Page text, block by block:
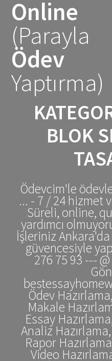
Online
(Parayla
Ödev
Yaptırma)
BLOK
Ödevcim'le
... - 7 / 24 hizmet
Süreli, online,
yardımcı
İşleriniz
güvencesiyle
276 75 93 ---
Ödev
Makale
Essay
Analiz
Rapor
Video